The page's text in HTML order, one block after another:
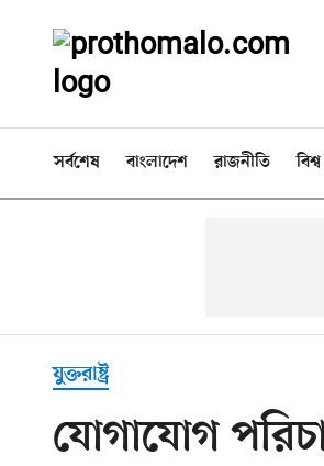
সর্বশেষ বাংলাদেশ রাজনীতি বিশ্ব
যুক্তরাষ্ট্র
যোগাযোগ